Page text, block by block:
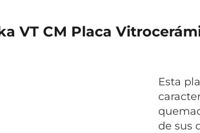
VT CM Placa
Esta
de sus